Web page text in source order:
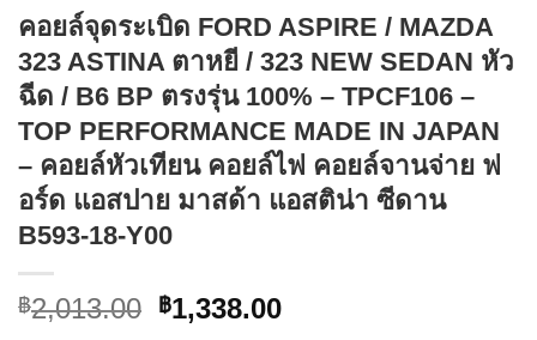
คอยล์จุดระเบิด FORD ASPIRE / MAZDA
323 ASTINA ตาหยี / 323 NEW SEDAN หัว
ฉีด / B6 BP ตรงรุ่น 100% – TPCF106 –
TOP PERFORMANCE MADE IN JAPAN
– คอยล์หัวเทียน คอยล์ไฟ คอยล์จานจ่าย ฟ
อร์ด แอสปาย มาสด้า แอสติน่า ซีดาน
B593-18-Y00
฿2,013.00 Original
฿1,338.00Current